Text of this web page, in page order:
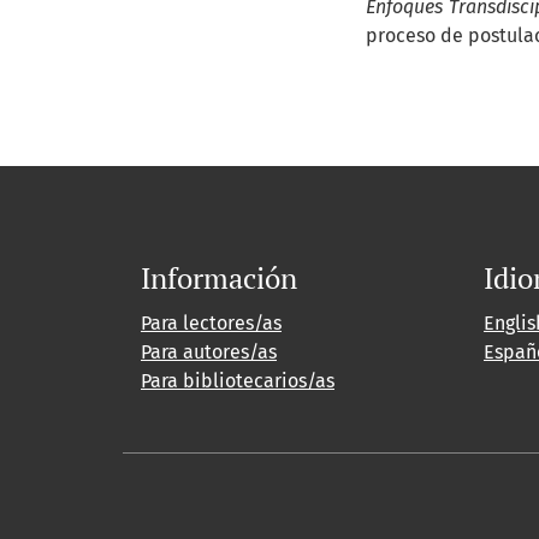
Enfoques
proceso de
Información
Para lectores/as
Para autores/as
Para bibliotecarios/as